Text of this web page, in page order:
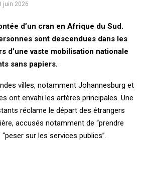
juin 2026
d’un cran en Afrique du Sud.
sont descendues dans les
d’une vaste mobilisation nationale
sans papiers.
villes, notamment Johannesburg et
ont envahi les artères principales. Une
réclame le départ des étrangers
accusés notamment de “prendre
sur les services publics”.